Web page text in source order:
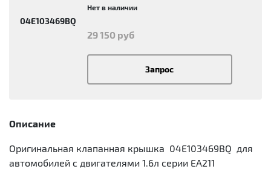
04E103469BQ
Нет в наличии
29 150 руб
Запрос
Описание
Оригинальная клапанная крышка 04E103469BQ для
автомобилей c двигателями 1.6л серии EA211